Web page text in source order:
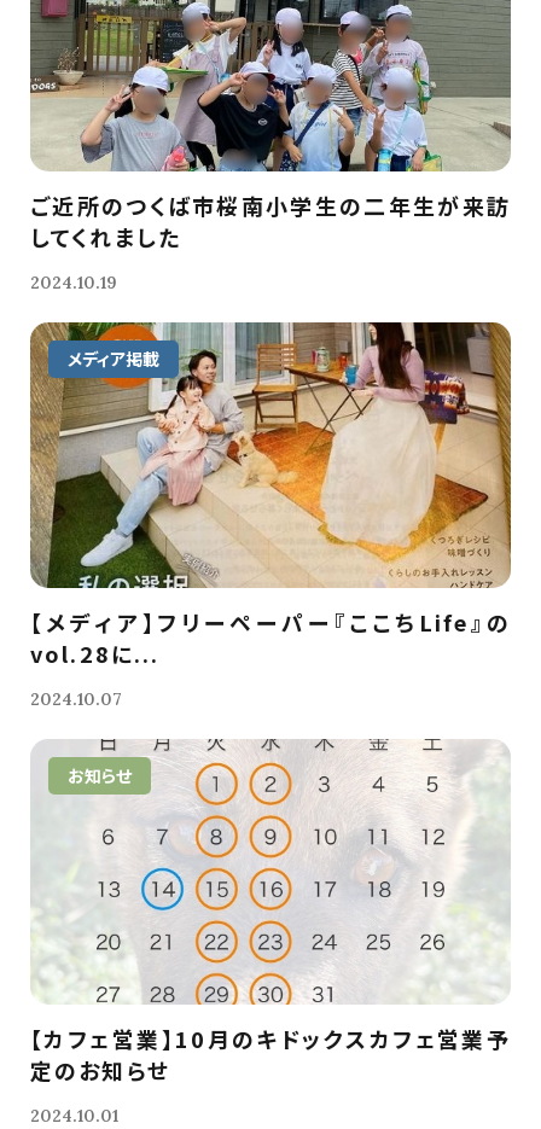
ご近所のつくば市桜南小学生の二年生が来訪
してくれました
2024.10.19
メディア掲載
【メディア】フリーペーパー『ここちLife』の
vol.28に...
2024.10.07
お知らせ
【カフェ営業】10月のキドックスカフェ営業予
定のお知らせ
2024.10.01